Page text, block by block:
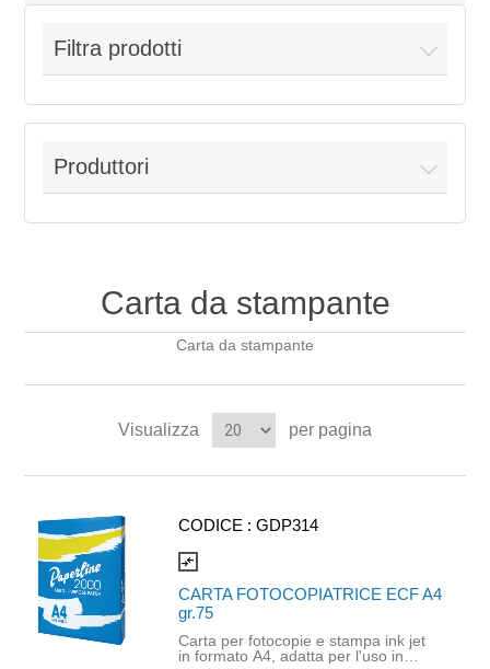
Filtra prodotti
Produttori
Carta da stampante
Carta da stampante
Visualizza per pagina
CODICE :GDP314
compare_arrows
CARTA FOTOCOPIATRICE ECF A4
gr.75
Carta per fotocopie e stampa ink jet
in formato A4, adatta per l'uso in